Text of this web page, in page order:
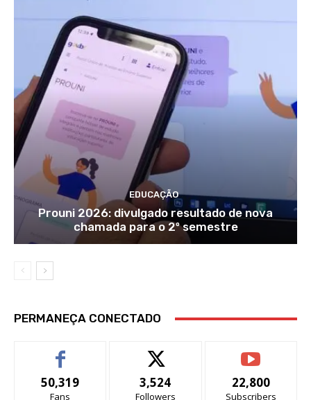
EDUCAÇÃO
Prouni 2026: divulgado resultado de nova
chamada para o 2º semestre
PERMANEÇA CONECTADO
50,319
Fans
3,524
Followers
22,800
Subscribers